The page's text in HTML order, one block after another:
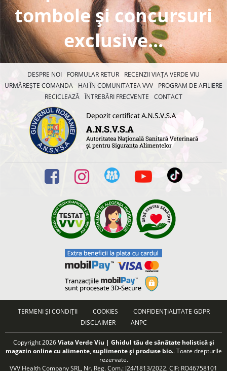
tombole și concursuri
exclusive...
DESPRE NOI FORMULAR RETUR
RECENZII VIAȚA VERDE VIU
URMĂREȘTE COMANDA
HAI ÎN COMUNITATEA VVV
PROGRAM DE AFILIERE
RECICLEAZĂ ÎNTREBĂRI FRECVENTE CONTACT
TERMENI ȘI CONDIȚII COOKIES
CONFIDENȚIALITATE GDPR
DISCLAIMER
ANPC
Copyright 2026Viata Verde Viu | Ghidul tău de sănătate holistică și
magazin online cu alimente, suplimente și produse bio.. Toate drepturile
rezervate.
VVV Health Company SRL, Nr. Reg. Com.: J24/1813/2022, CIF: RO46758101